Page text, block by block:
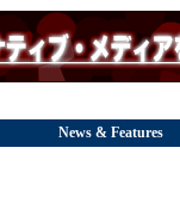
News & Features